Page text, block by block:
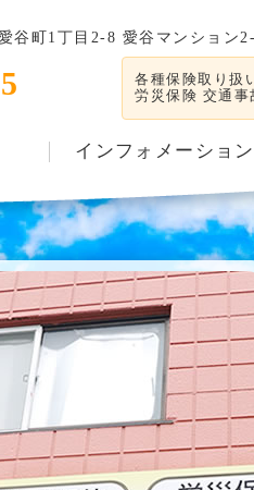
谷町1丁目2-8 愛谷マンション
各種保険取り扱
労災保険 交通事
インフォメーション